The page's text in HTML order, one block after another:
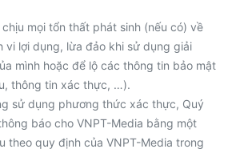
mọi tổn thất phát sinh (nếu có) về
vi lợi dụng, lừa đảo khi sử dụng giải
mình hoặc để lộ các thông tin bảo mật
thông tin xác thực, …).
sử dụng phương thức xác thực, Quý
báo cho VNPT-Media bằng một
theo quy định của VNPT-Media trong